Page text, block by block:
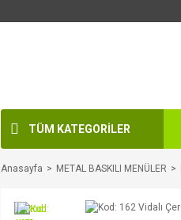
TÜM KATEGORİLER
Anasayfa METAL BASKILI MENÜLER